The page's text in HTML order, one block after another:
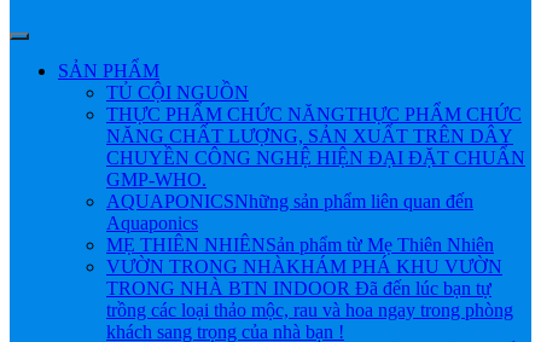
SẢN PHẨM
TỦ CỘI NGUỒN
THỰC PHẨM CHỨC NĂNGTHỰC PHẨM CHỨC
NĂNG CHẤT LƯỢNG, SẢN XUẤT TRÊN DÂY
CHUYỀN CÔNG NGHỆ HIỆN ĐẠI ĐẶT CHUẨN
GMP-WHO.
AQUAPONICSNhững sản phẩm liên quan đến
Aquaponics
MẸ THIÊN NHIÊNSản phẩm từ Mẹ Thiên Nhiên
VƯỜN TRONG NHÀKHÁM PHÁ KHU VƯỜN
TRONG NHÀ BTN INDOOR Đã đến lúc bạn tự
trồng các loại thảo mộc, rau và hoa ngay trong phòng
khách sang trọng của nhà bạn !